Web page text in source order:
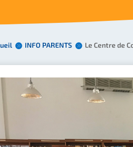
INFO PARENTS Le Centre de